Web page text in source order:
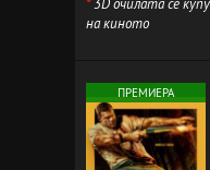
на киното
ПРЕМИЕРА